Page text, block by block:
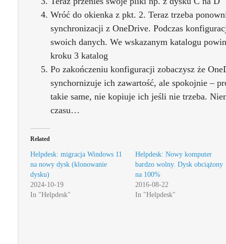
Wróć do okienka z pkt. 2. Teraz trzeba
synchronizacji z OneDrive. Podczas
swoich danych. We wskazanym katalogu
kroku 3 katalog
Po zakończeniu konfiguracji zobaczysz że
synchornizuje ich zawartość, ale spokojnie –
takie same, nie kopiuje ich jeśli nie trzeba.
czasu…
Related
Helpdesk: migracja Windows 11
na nowy dysk (klonowanie
dysku)
2024-10-19
In "Helpdesk"
Helpdesk: Nowy komputer
bardzo wolny. Dysk obciążony
na 100%
2016-08-22
In "Helpdesk"